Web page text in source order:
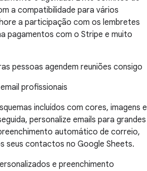
a compatibilidade para vários
a participação com os lembretes
pagamentos com o Stripe e muito
pessoas agendem reuniões consigo
profissionais
incluídos com cores, imagens e
personalize emails para grandes
automático de correio,
seus contactos no Google Sheets.
e preenchimento